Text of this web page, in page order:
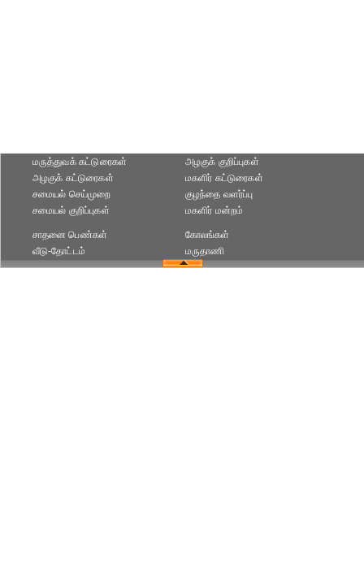
மருத்துவக் கட்டுரைகள்
அழகுக் கட்டுரைகள்
அழகுக் குறிப்புகள்
மகளிர் கட்டுரைகள்
சமையல் செய்முறை
சமையல் குறிப்புகள்
குழந்தை வளர்ப்பு
மகளிர் மன்றம்
சாதனை பெண்கள்
வீடு-தோட்டம்
கோலங்கள்
மருதாணி